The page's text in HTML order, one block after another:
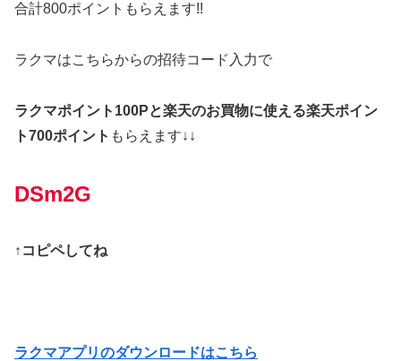
合計800ポイントもらえます!!
ラクマはこちらからの招待コード入力で
ラクマポイント100Pと楽天のお買物に使える楽天ポイン
ト700ポイント もらえます↓↓
DSm2G
↑コピペしてね
ラクマアプリのダウンロードはこちら